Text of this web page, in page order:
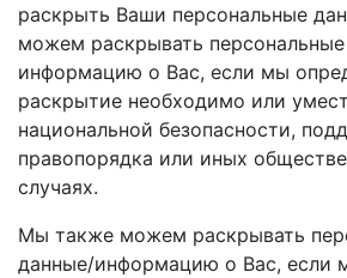
раскрыть Ваши персональные
можем раскрывать
информацию о Вас, если мы
раскрытие необходимо или
национальной безопасности,
правопорядка или иных
случаях.
Мы также можем раскрывать
данные/информацию о Вас, если